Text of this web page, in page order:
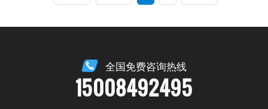
全国免费咨询热线
15008492495